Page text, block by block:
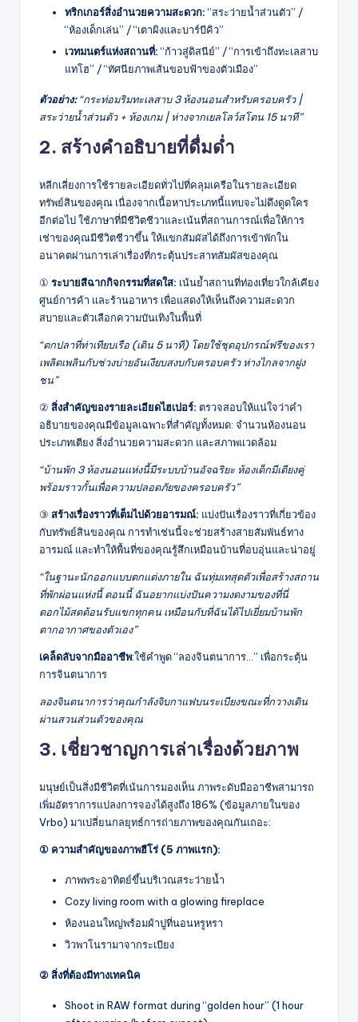
ทริกเกอร์สิ่งอำนวยความสะดวก:“สระว่ายน้ำส่วนตัว” /
“ห้องเด็กเล่น” / “เตาผิงและบาร์บีคิว”
เวทมนตร์แห่งสถานที่:“ก้าวสู่ดิสนีย์” / “การเข้าถึงทะเลสาบ
แทโฮ” / “ทัศนียภาพเส้นขอบฟ้าของตัวเมือง”
ตัวอย่าง:“กระท่อมริมทะเลสาบ 3 ห้องนอนสำหรับครอบครัว |
สระว่ายน้ำส่วนตัว + ห้องเกม | ห่างจากเยลโลว์สโตน 15 นาที”
2. สร้างคำอธิบายที่ดื่มด่ำ
หลีกเลี่ยงการใช้รายละเอียดทั่วไปที่คลุมเครือในรายละเอียด
ทรัพย์สินของคุณ เนื่องจากเนื้อหาประเภทนี้แทบจะไม่ดึงดูดใคร
อีกต่อไป ใช้ภาษาที่มีชีวิตชีวาและเน้นที่สถานการณ์เพื่อให้การ
เช่าของคุณมีชีวิตชีวาขึ้น ให้แขกสัมผัสได้ถึงการเข้าพักใน
อนาคตผ่านการเล่าเรื่องที่กระตุ้นประสาทสัมผัสของคุณ
① ระบายสีฉากกิจกรรมที่สดใส: เน้นย้ำสถานที่ท่องเที่ยวใกล้เคียง
ศูนย์การค้า และร้านอาหาร เพื่อแสดงให้เห็นถึงความสะดวก
สบายและตัวเลือกความบันเทิงในพื้นที่
“ตกปลาที่ท่าเทียบเรือ (เดิน 5 นาที) โดยใช้ชุดอุปกรณ์ฟรีของเรา
เพลิดเพลินกับช่วงบ่ายอันเงียบสงบกับครอบครัว ห่างไกลจากฝูง
ชน”
② สิ่งสำคัญของรายละเอียดไฮเปอร์: ตรวจสอบให้แน่ใจว่าคำ
อธิบายของคุณมีข้อมูลเฉพาะที่สำคัญทั้งหมด: จำนวนห้องนอน
ประเภทเตียง สิ่งอำนวยความสะดวก และสภาพแวดล้อม
“บ้านพัก 3 ห้องนอนแห่งนี้มีระบบบ้านอัจฉริยะ ห้องเด็กมีเตียงคู่
พร้อมราวกั้นเพื่อความปลอดภัยของครอบครัว”
③ สร้างเรื่องราวที่เต็มไปด้วยอารมณ์: แบ่งปันเรื่องราวที่เกี่ยวข้อง
กับทรัพย์สินของคุณ การทำเช่นนี้จะช่วยสร้างสายสัมพันธ์ทาง
อารมณ์ และทำให้พื้นที่ของคุณรู้สึกเหมือนบ้านที่อบอุ่นและน่าอยู่
“ในฐานะนักออกแบบตกแต่งภายใน ฉันทุ่มเทสุดตัวเพื่อสร้างสถาน
ที่พักผ่อนแห่งนี้ ตอนนี้ ฉันอยากแบ่งปันความงดงามของที่นี่
ดอกไม้สดต้อนรับแขกทุกคน เหมือนกับที่ฉันได้ไปเยี่ยมบ้านพัก
ตากอากาศของตัวเอง”
เคล็ดลับจากมืออาชีพ:ใช้คำพูด “ลองจินตนาการ…” เพื่อกระตุ้น
การจินตนาการ
ลองจินตนาการว่าคุณกำลังจิบกาแฟบนระเบียงขณะที่กวางเดิน
ผ่านสวนส่วนตัวของคุณ
3. เชี่ยวชาญการเล่าเรื่องด้วยภาพ
มนุษย์เป็นสิ่งมีชีวิตที่เน้นการมองเห็น ภาพระดับมืออาชีพสามารถ
เพิ่มอัตราการแปลงการจองได้สูงถึง 186% (ข้อมูลภายในของ
Vrbo) มาเปลี่ยนกลยุทธ์การถ่ายภาพของคุณกันเถอะ:
① ความสำคัญของภาพฮีโร่ (5 ภาพแรก):
ภาพพระอาทิตย์ขึ้นบริเวณสระว่ายน้ำ
Cozy living room with a glowing fireplace
ห้องนอนใหญ่พร้อมผ้าปูที่นอนหรูหรา
วิวพาโนรามาจากระเบียง
② สิ่งที่ต้องมีทางเทคนิค
Shoot in RAW format during “golden hour” (1 hour